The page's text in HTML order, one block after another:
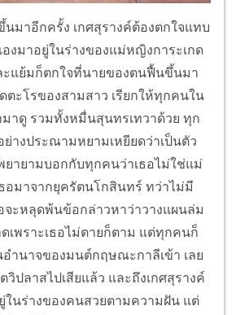
นมาอีกครั้ง เกศสุรางค์ต้องตกใจแทบ
งมาอยู่ในร่างของแม่หญิงการะเกด
ะแย้มก็ตกใจที่นายของตนฟื้นขึ้นมา
ดตะโรของสามสาว เรียกให้ทุกคนใน
มาดู รวมทั้งหมื่นสุนทรเทวาด้วย ทุก
างประณามหยามเหยียดว่าเป็นตัว
ยายามบอกกับทุกคนว่าเธอไม่ใช่แม่
อมาจากยุครัตนโกสินทร์ ทว่าไม่มี
จะหลุดพ้นข้อกล่าวหาว่าวางแผนล่ม
เพราะเธอไม่ตายก็ตาม แต่ทุกคนก็
อำนาจของมนต์กฤษณะกาลีเข้า เลย
ปลาสไปเสียแล้ว และถึงเกศสุรางค์
ในร่างของคนสวยตามความฝัน แต่